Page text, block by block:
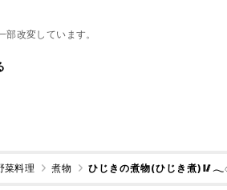
改変しています。
菜料理 煮物 ひじきの煮物(ひじき煮